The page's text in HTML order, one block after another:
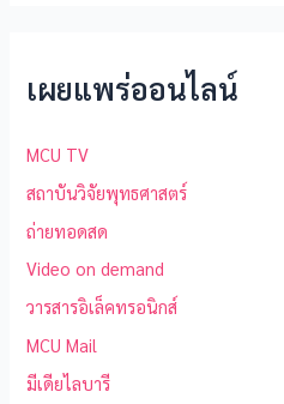
เผยแพร่ออนไลน์
MCU TV
สถาบันวิจัยพุทธศาสตร์
ถ่ายทอดสด
Video on demand
วารสารอิเล็คทรอนิกส์
MCU Mail
มีเดียไลบารี